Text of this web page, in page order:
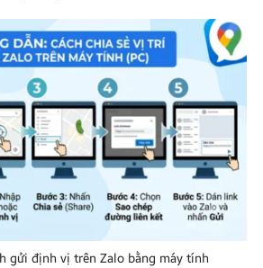
gửi định vị trên Zalo bằng máy tính